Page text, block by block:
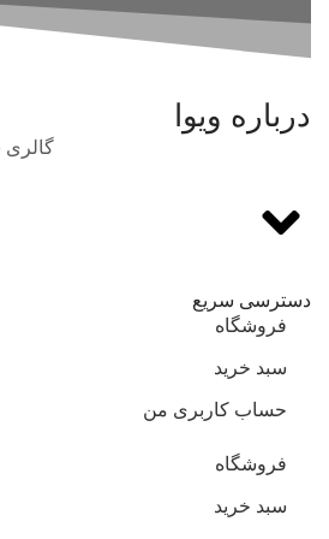
درباره ویوا
گالری ساعت ویوا از سال ۱۳۹۰
دسترسی سریع
فروشگاه
سبد خرید
حساب کاربری من
فروشگاه
سبد خرید